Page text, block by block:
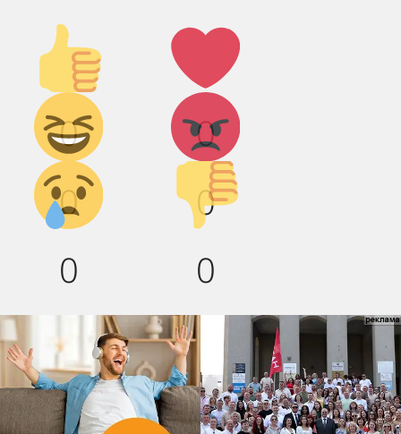
Палец
вверх!
0
Лайк!
0
Дикий
смех!
0
Агрессия!
0
Грусть :(
0
Палец
вниз!
0